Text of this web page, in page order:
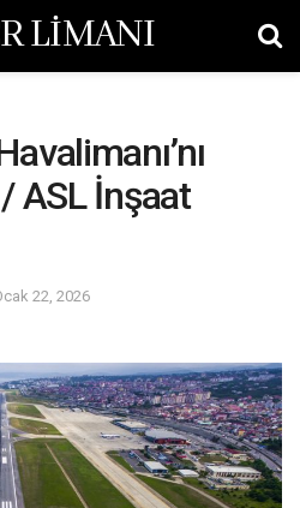
LİMANI
ASL İnşaat
22, 2026